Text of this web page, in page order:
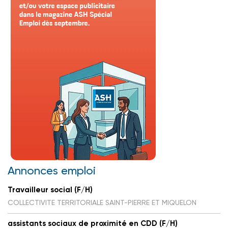
Annonces emploi
Travailleur social (F/H)
COLLECTIVITE TERRITORIALE SAINT-PIERRE ET MIQUELON
assistants sociaux de proximité en CDD (F/H)